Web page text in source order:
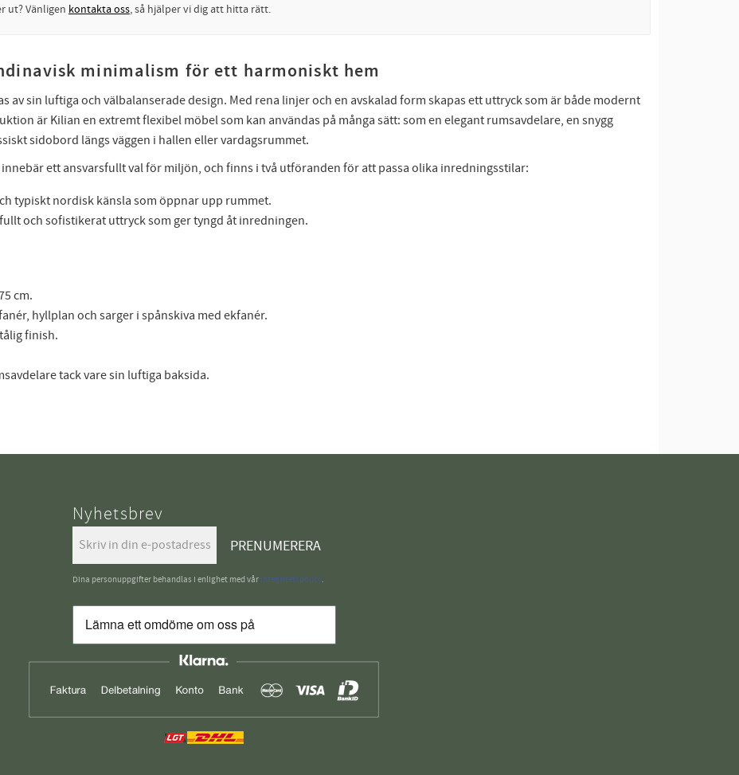
ut? Vänligen kontakta oss, så hjälper vi dig att hitta rätt.
minimalism för ett harmoniskt hem
av sin luftiga och välbalanserade design. Med rena linjer och en avskalad form skapas ett uttryck som är både modernt
är Kilian en extremt flexibel möbel som kan användas på många sätt: som en elegant rumsavdelare, en snygg
sidobord längs väggen i hallen eller vardagsrummet.
ett ansvarsfullt val för miljön, och finns i två utföranden för att passa olika inredningsstilar:
typiskt nordisk känsla som öppnar upp rummet.
och sofistikerat uttryck som ger tyngd åt inredningen.
cm.
hyllplan och sarger i spånskiva med ekfanér.
finish.
tack vare sin luftiga baksida.
Nyhetsbrev
PRENUMERERA
Dina personuppgifter behandlas i enlighet med vår integritetspolicy.